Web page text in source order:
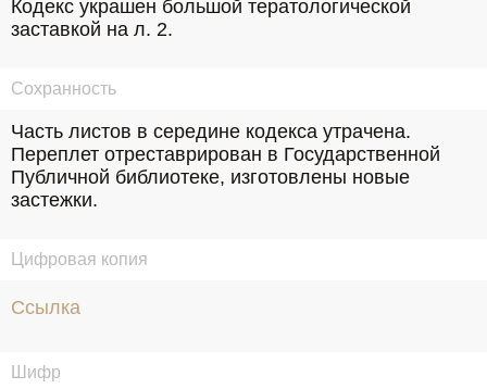
Кодекс украшен большой тератологической
заставкой на л. 2.
Сохранность
Часть листов в середине кодекса утрачена.
Переплет отреставрирован в Государственной
Публичной библиотеке, изготовлены новые
застежки.
Цифровая копия
Ссылка
Шифр